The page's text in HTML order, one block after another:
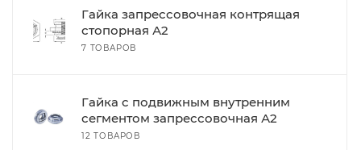
Гайка запрессовочная контрящая
стопорная А2
7 ТОВАРОВ
Гайка с подвижным внутренним
сегментом запрессовочная А2
12 ТОВАРОВ